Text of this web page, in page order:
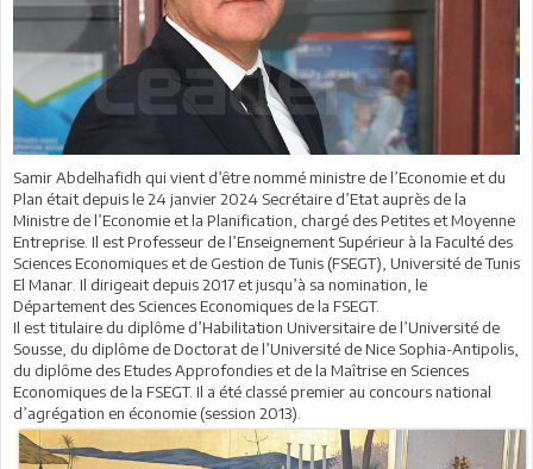
Samir Abdelhafidh qui vient d’être nommé ministre de l’Economie et du
Plan était depuis le 24 janvier 2024 Secrétaire d’Etat auprès de la
Ministre de l’Economie et la Planification, chargé des Petites et Moyenne
Entreprise. Il est Professeur de l’Enseignement Supérieur à la Faculté des
Sciences Economiques et de Gestion de Tunis (FSEGT), Université de Tunis
El Manar. Il dirigeait depuis 2017 et jusqu’à sa nomination, le
Département des Sciences Economiques de la FSEGT.
Il est titulaire du diplôme d’Habilitation Universitaire de l’Université de
Sousse, du diplôme de Doctorat de l’Université de Nice Sophia-Antipolis,
du diplôme des Etudes Approfondies et de la Maîtrise en Sciences
Economiques de la FSEGT. Il a été classé premier au concours national
d’agrégation en économie (session 2013).